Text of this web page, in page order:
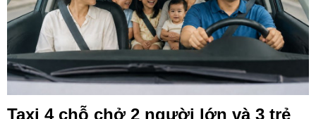
Taxi 4 chỗ chở 2 người lớn và 3 trẻ